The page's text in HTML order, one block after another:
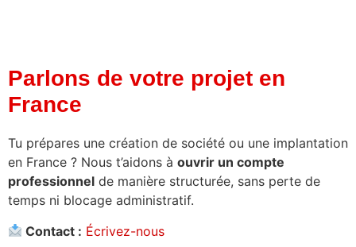
Parlons de votre projet en
France
Tu prépares une création de société ou une implantation
en France ? Nous t’aidons à ouvrir un compte
professionnel de manière structurée, sans perte de
temps ni blocage administratif.
Contact : Écrivez-nous